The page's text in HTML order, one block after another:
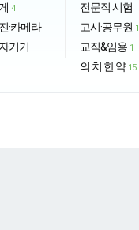
4
·카메라
기기
전문직 시험
고시·공무원 1
교직&임용 1
의·치·한·약 15